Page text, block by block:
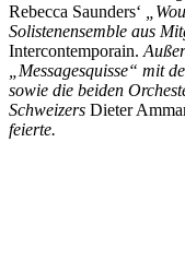
Rebecca Saunders‘
Solistenensemble aus
Intercontemporain.
„Messagesquisse“ mit
sowie die beiden
Schweizers Dieter
feierte.